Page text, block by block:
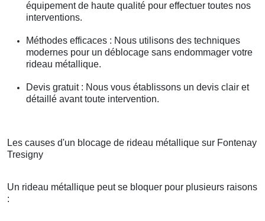
équipement de haute qualité pour effectuer toutes nos
interventions.
Méthodes efficaces : Nous utilisons des techniques
modernes pour un déblocage sans endommager votre
rideau métallique.
Devis gratuit : Nous vous établissons un devis clair et
détaillé avant toute intervention.
Les causes d'un blocage de rideau métallique sur Fontenay
Tresigny
Un rideau métallique peut se bloquer pour plusieurs raisons
: